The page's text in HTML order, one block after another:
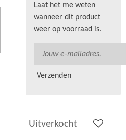
Laat het me weten
wanneer dit product
weer op voorraad is.
Verzenden
Uitverkocht